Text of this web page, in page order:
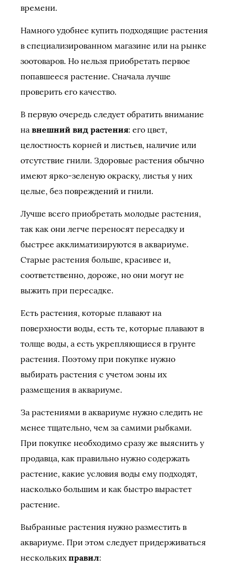
времени.
Намного удобнее купить подходящие растения
в специализированном магазине или на рынке
зоотоваров. Но нельзя приобретать первое
попавшееся растение. Сначала лучше
проверить его качество.
В первую очередь следует обратить внимание
на внешний вид растения: его цвет,
целостность корней и листьев, наличие или
отсутствие гнили. Здоровые растения обычно
имеют ярко-зеленую окраску, листья у них
целые, без повреждений и гнили.
Лучше всего приобретать молодые растения,
так как они легче переносят пересадку и
быстрее акклиматизируются в аквариуме.
Старые растения больше, красивее и,
соответственно, дороже, но они могут не
выжить при пересадке.
Есть растения, которые плавают на
поверхности воды, есть те, которые плавают в
толще воды, а есть укрепляющиеся в грунте
растения. Поэтому при покупке нужно
выбирать растения с учетом зоны их
размещения в аквариуме.
За растениями в аквариуме нужно следить не
менее тщательно, чем за самими рыбками.
При покупке необходимо сразу же выяснить у
продавца, как правильно нужно содержать
растение, какие условия воды ему подходят,
насколько большим и как быстро вырастет
растение.
Выбранные растения нужно разместить в
аквариуме. При этом следует придерживаться
несколькихправил: